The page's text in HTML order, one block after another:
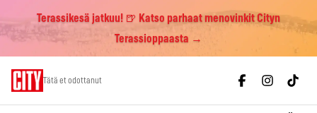
Terassikesä jatkuu! 🍺 Katso parhaat menovinkit Cityn
Terassioppaasta →
Tätä et odottanut